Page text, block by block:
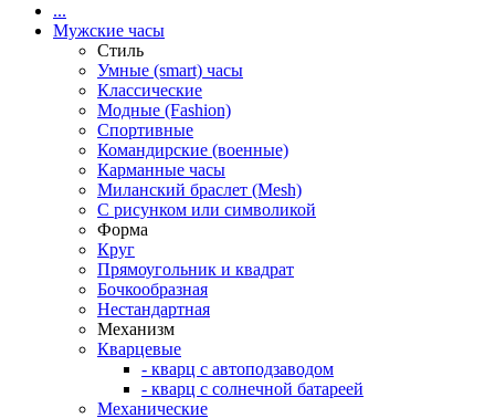
...
Мужские часы
Стиль
Умные (smart) часы
Классические
Модные (Fashion)
Спортивные
Командирские (военные)
Карманные часы
Миланский браслет (Mesh)
С рисунком или символикой
Форма
Круг
Прямоугольник и квадрат
Бочкообразная
Нестандартная
Механизм
Кварцевые
- кварц с автоподзаводом
- кварц с солнечной батареей
Механические